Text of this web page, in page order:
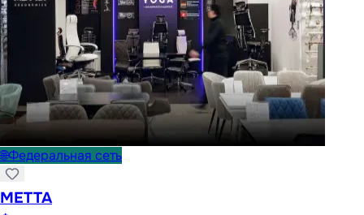
🌐Федеральная сеть
METTA